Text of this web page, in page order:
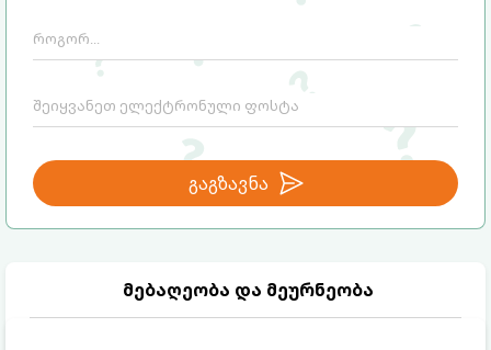
გაგზავნა
მებაღეობა და მეურნეობა